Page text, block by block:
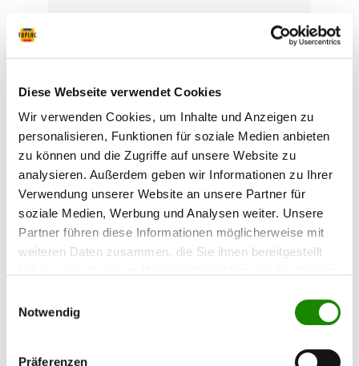
Diese Webseite verwendet Cookies
Wir verwenden Cookies, um Inhalte und Anzeigen zu
personalisieren, Funktionen für soziale Medien anbieten
zu können und die Zugriffe auf unsere Website zu
analysieren. Außerdem geben wir Informationen zu Ihrer
Verwendung unserer Website an unsere Partner für
soziale Medien, Werbung und Analysen weiter. Unsere
Partner führen diese Informationen möglicherweise mit
weiteren Daten zusammen, die Sie ihnen bereitgestellt
Notwendig
Präferenzen
Absaugschlauch D 29mm, 4m
Hamach Mobile Sauger. Erhältlich in
104,71 €*